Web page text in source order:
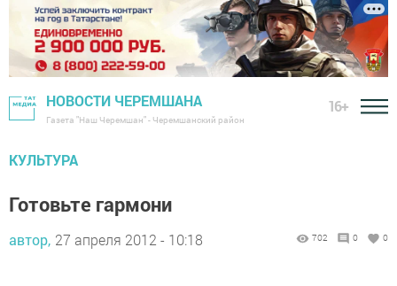
НОВОСТИ ЧЕРЕМШАНА
Газета "Наш Черемшан" - Черемшанский район
16+
КУЛЬТУРА
Готовьте гармони
автор, 27 апреля 2012 - 10:18 702 0 0